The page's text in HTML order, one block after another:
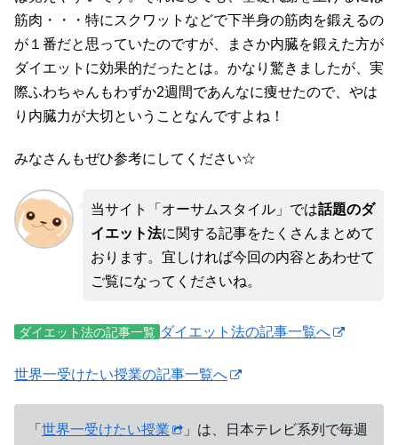
筋肉・・・特にスクワットなどで下半身の筋肉を鍛えるの
が１番だと思っていたのですが、まさか内臓を鍛えた方が
ダイエットに効果的だったとは。かなり驚きましたが、実
際ふわちゃんもわずか2週間であんなに痩せたので、やは
り内臓力が大切ということなんですよね！
みなさんもぜひ参考にしてください☆
当サイト「オーサムスタイル」では話題のダ
イエット法に関する記事をたくさんまとめて
おります。宜しければ今回の内容とあわせて
ご覧になってくださいね。
ダイエット法の記事一覧 ダイエット法の記事一覧へ
世界一受けたい授業の記事一覧へ
「 世界一受けたい授業
」は、日本テレビ系列で毎週